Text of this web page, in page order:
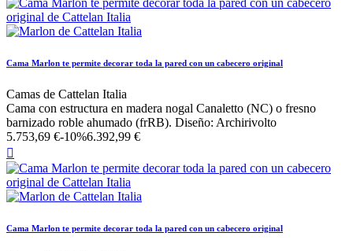
Cama Marlon te permite decorar toda la pared con un cabecero original
Camas de Cattelan Italia
Cama con estructura en madera nogal Canaletto (NC) o fresno
barnizado roble ahumado (frRB). Diseño: Archirivolto
5.753,69 €-10%6.392,99 €

Cama Marlon te permite decorar toda la pared con un cabecero original